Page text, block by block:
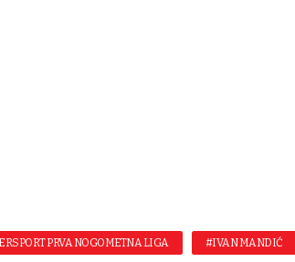
PRVA NOGOMETNA LIGA #IVAN MANDIĆ